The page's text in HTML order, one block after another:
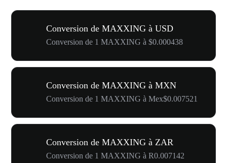
Conversion de MAXXING à USD
Conversion de 1 MAXXING à $0.000438
Conversion de MAXXING à MXN
Conversion de 1 MAXXING à Mex$0.007521
Conversion de MAXXING à ZAR
Conversion de 1 MAXXING à R0.007142